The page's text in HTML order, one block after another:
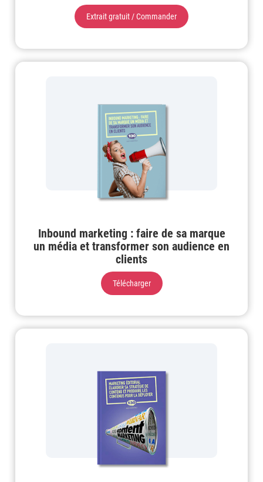
Extrait gratuit / Commander
Inbound marketing : faire de sa marque
un média et transformer son audience en
clients
Télécharger